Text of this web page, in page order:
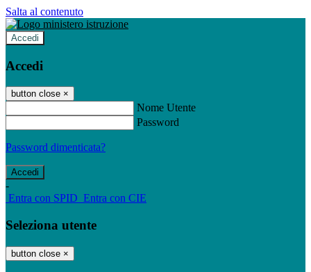
Salta al contenuto
Accedi
Accedi
button close ×
Nome Utente
Password
Password dimenticata?
-
Entra con SPID Entra con CIE
Seleziona utente
button close ×